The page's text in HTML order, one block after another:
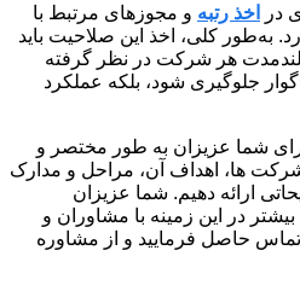
در اخذ رتبه و مجوزهای مرتبط با
به‌طور کلی، اخذ این صلاحیت باید
هر شرکت در نظر گرفته
جلوگیری شود، بلکه عملکرد
شما عزیزان به طور مختصر و
ها، اهداف آن، مراحل و مدارک
ارائه دهیم. شما عزیزان
در این زمینه با مشاوران و
تماس حاصل فرمایید و از مشاوره